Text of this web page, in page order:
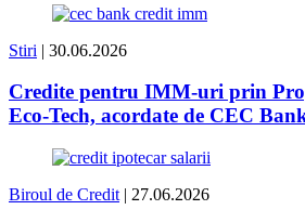
Stiri | 30.06.2026
Credite pentru IMM-uri prin
Eco-Tech, acordate de CEC
Biroul de Credit | 27.06.2026